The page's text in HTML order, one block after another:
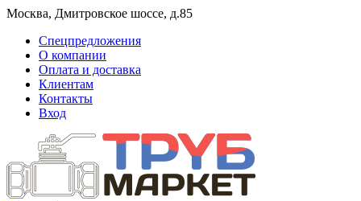
Москва, Дмитровское шоссе, д.85
Спецпредложения
О компании
Оплата и доставка
Клиентам
Контакты
Вход